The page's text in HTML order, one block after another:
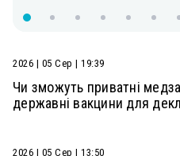
2026 | 05 Сер | 19:39
Чи зможуть приватні
державні вакцини для
2026 | 05 Сер | 13:50